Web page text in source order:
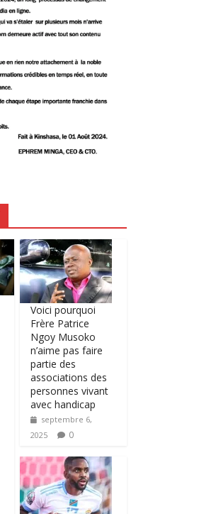
Voici pourquoi
Frère Patrice
Ngoy Musoko
n’aime pas faire
partie des
associations des
personnes vivant
avec handicap
septembre 6,
2025
0